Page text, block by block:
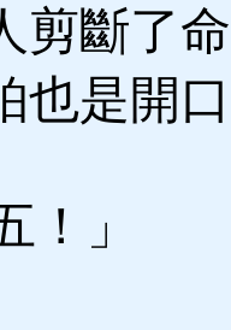
剪斷了
也是開
」